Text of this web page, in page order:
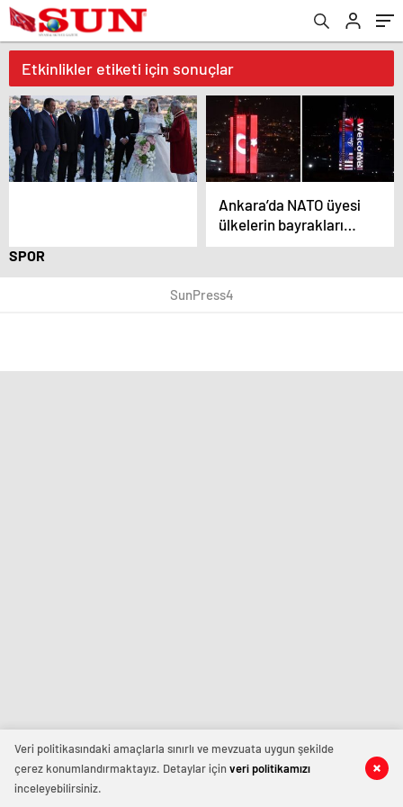
Etkinlikler etiketi için sonuçlar
SPOR
Ankara’da NATO üyesi
ülkelerin bayrakları
binaya yansıtıldı
SunPress4
Veri politikasındaki amaçlarla sınırlı ve mevzuata uygun şekilde
çerez konumlandırmaktayız. Detaylar içinveri politikamızı
inceleyebilirsiniz.